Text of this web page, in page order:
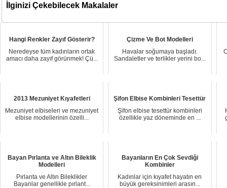
İlginizi Çekebilecek Makalaler
Hangi Renkler Zayıf Gösterir?
Neredeyse tüm kadınların ortak
amacı daha zayıf görünmek! Çü...
Çizme Ve Bot Modelleri
Havalar soğumaya başladı.
Sandaletler ve terlikler yerini bo...
2013 Mezuniyet Kıyafetleri
Mezuniyet elbiseleri ve mezuniyet
elbise modellerinin özelli...
Şifon Elbise Kombinleri Tesettür
Şifon elbise tesettür kombinleri
özellikle yaz döneminde en ...
Bayan Pırlanta ve Altın Bileklik
Modelleri
Pırlanta ve Altın Bileklikler
Bayanlar genellikle pırlant...
Bayanların En Çok Sevdiği
Kombinler
Kadınlar için kıyafet hayatın en
büyük gereksinimleri arasın...